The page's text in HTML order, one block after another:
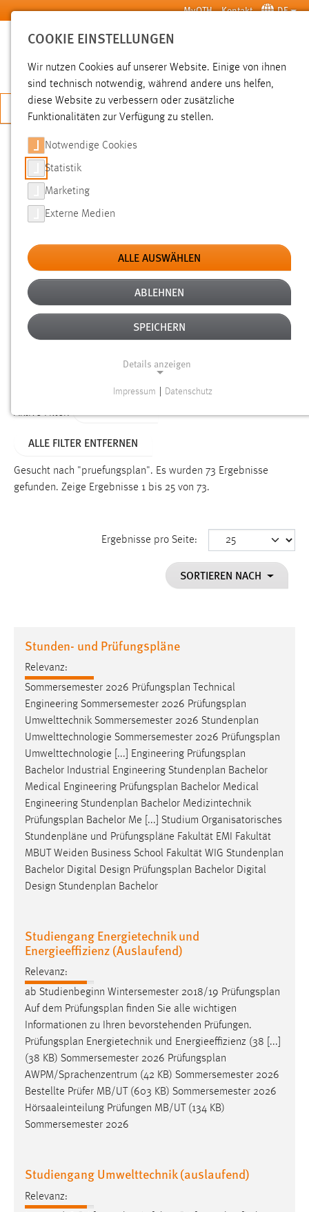
Zum Hauptinhalt springen MyOTH Kontakt DE
SUCHE
JETZT BEWERBEN
SUCHE
FILTER
Typ
Erstellungsdatum
Alter
Aktive Filter:
ALLE FILTER ENTFERNEN
Gesucht nach "pruefungsplan". Es wurden 73 Ergebnisse
gefunden. Zeige Ergebnisse 1 bis 25 von 73.
Ergebnisse pro Seite:
SORTIEREN NACH
Stunden- und Prüfungspläne
Relevanz:
Sommersemester 2026 Prüfungsplan Technical
Engineering Sommersemester 2026 Prüfungsplan
Umwelttechnik Sommersemester 2026 Stundenplan
Umwelttechnologie Sommersemester 2026 Prüfungsplan
Umwelttechnologie [...] Engineering Prüfungsplan
Bachelor Industrial Engineering Stundenplan Bachelor
Medical Engineering Prüfungsplan Bachelor Medical
Engineering Stundenplan Bachelor Medizintechnik
Prüfungsplan Bachelor Me [...] Studium Organisatorisches
Stundenpläne und Prüfungspläne Fakultät EMI Fakultät
MBUT Weiden Business School Fakultät WIG Stundenplan
Bachelor Digital Design Prüfungsplan Bachelor Digital
Design Stundenplan Bachelor
Studiengang Energietechnik und
Energieeffizienz (Auslaufend)
Relevanz:
ab Studienbeginn Wintersemester 2018/19 Prüfungsplan
Auf dem Prüfungsplan finden Sie alle wichtigen
Informationen zu Ihren bevorstehenden Prüfungen.
Prüfungsplan Energietechnik und Energieeffizienz (38 [...]
(38 KB) Sommersemester 2026 Prüfungsplan
AWPM/Sprachenzentrum (42 KB) Sommersemester 2026
Bestellte Prüfer MB/UT (603 KB) Sommersemester 2026
Hörsaaleinteilung Prüfungen MB/UT (134 KB)
Sommersemester 2026
Studiengang Umwelttechnik (auslaufend)
Relevanz:
COOKIE EINSTELLUNGEN
Wir nutzen Cookies auf unserer Website. Einige von ihnen
sind technisch notwendig, während andere uns helfen,
diese Website zu verbessern oder zusätzliche
Funktionalitäten zur Verfügung zu stellen.
Notwendige Cookies
Statistik
Marketing
Externe Medien
ALLE AUSWÄHLEN
ABLEHNEN
SPEICHERN
Details anzeigen
Funktionen und sind für die einwandfreie Funktion der
Einverständnis
cookie_consent
Dieser Cookie speichert die ausgewählten Einverständnis-
Performance
Name:
Zweck:
Für performante Seitenauslieferung wird in diesem Cookie
gespeichert, ob man eingeloggt ist.
Sprachpräferenz
Name:
site-language-preference
Zweck:
Das Cookie speichert die gewählte Sprache der Website.
30 Tage
Chat
Name:
MibewSessionID, MIBEW_UserID, mibew_locale, mibew-
chat-frame-style-5e9dbeb1811c0446
Zweck:
Wird benötigt um die Chatfunktion nutzen zu können.
Cookie Laufzeit:
MibewSessionID, mibew-chat-frame-style-
5e9dbeb1811c0446 = Sitzungslaufzeit, mibew_locale = 3
Login
Name:
Impressum Datenschutz